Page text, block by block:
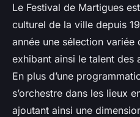
Le Festival de Martigues
culturel de la ville depuis
année une sélection variée
exhibant ainsi le talent des
En plus d’une
s’orchestre dans les lieux
ajoutant ainsi une